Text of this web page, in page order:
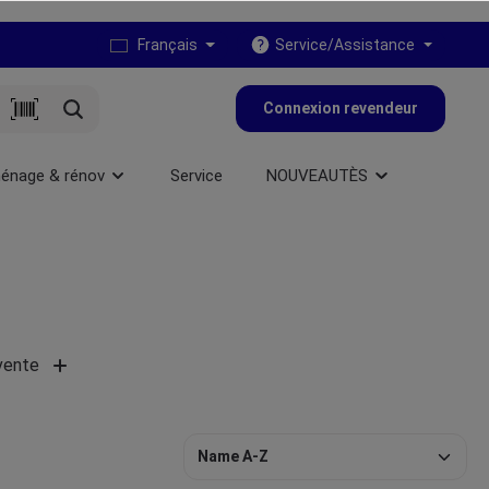
Français Service/Assistance
Connexion revendeur
& rénov Service NOUVEAUTÈS